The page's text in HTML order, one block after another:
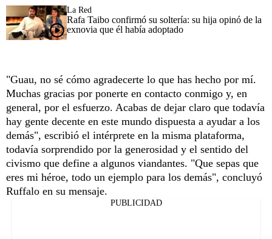
La Red
Rafa Taibo confirmó su soltería: su hija opinó de la
exnovia que él había adoptado
"Guau, no sé cómo agradecerte lo que has hecho por mí.
Muchas gracias por ponerte en contacto conmigo y, en
general, por el esfuerzo. Acabas de dejar claro que todavía
hay gente decente en este mundo dispuesta a ayudar a los
demás", escribió el intérprete en la misma plataforma,
todavía sorprendido por la generosidad y el sentido del
civismo que define a algunos viandantes. "Que sepas que
eres mi héroe, todo un ejemplo para los demás", concluyó
Ruffalo en su mensaje.
PUBLICIDAD